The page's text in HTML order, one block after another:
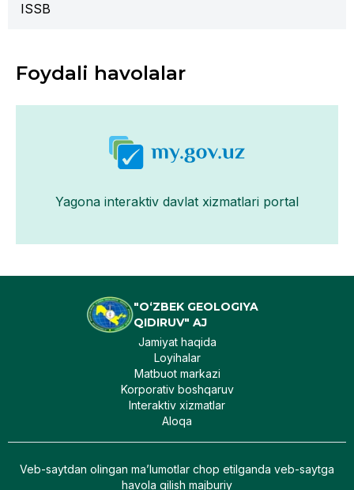
ISSB
Foydali havolalar
Yagona interaktiv davlat xizmatlari portal
"O‘ZBEK GEOLOGIYA
QIDIRUV" AJ
Jamiyat haqida
Loyihalar
Matbuot markazi
Korporativ boshqaruv
Interaktiv xizmatlar
Aloqa
Veb-saytdan olingan maʼlumotlar chop etilganda veb-saytga
havola qilish majburiy